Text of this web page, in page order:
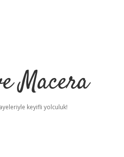
Macera
keyifli yolculuk!